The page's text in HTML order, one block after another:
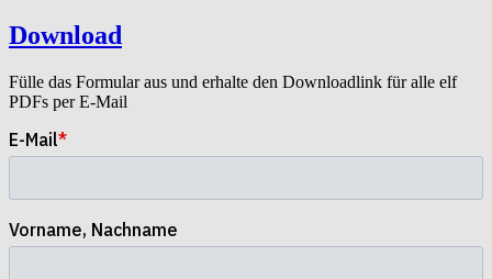
Download
Fülle das Formular aus und erhalte den Downloadlink für alle elf
PDFs per E-Mail